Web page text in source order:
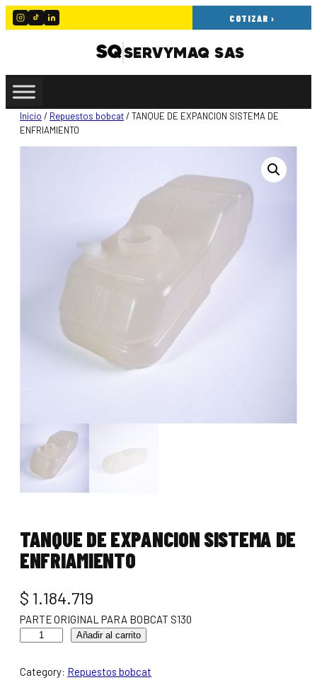
SERVYMAQ SAS
COTIZAR ›
Inicio / Repuestos bobcat/ TANQUE DE EXPANCION SISTEMA DE
ENFRIAMIENTO
TANQUE DE EXPANCION SISTEMA DE
ENFRIAMIENTO
$ 1.184.719
PARTE ORIGINAL PARA BOBCAT S130
Añadir al carrito
Category: Repuestos bobcat